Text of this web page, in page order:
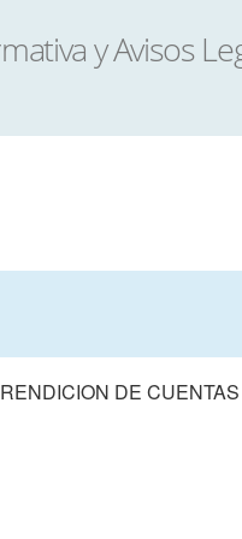
RENDICION DE